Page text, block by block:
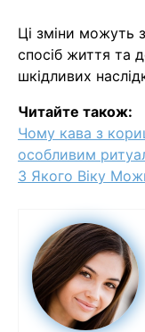
Ці зміни можуть
спосіб життя та
шкідливих
Читайте також:
Чому кава з
особливим
З Якого Віку